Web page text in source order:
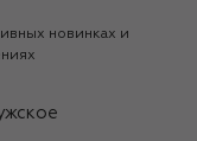
новинках и